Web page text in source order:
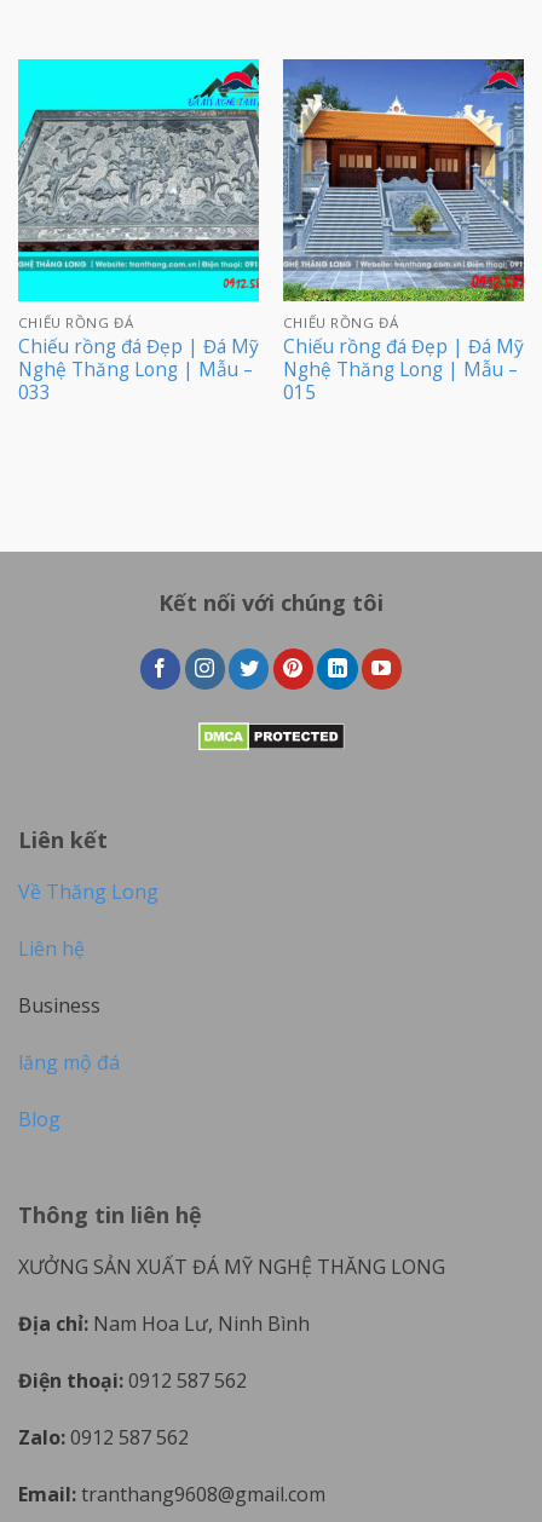
CHIẾU RỒNG ĐÁ
Chiếu rồng đá Đẹp | Đá Mỹ
Nghệ Thăng Long | Mẫu –
033
CHIẾU RỒNG ĐÁ
Chiếu rồng đá Đẹp | Đá Mỹ
Nghệ Thăng Long | Mẫu –
015
Kết nối với chúng tôi
Liên kết
Về Thăng Long
Liên hệ
Business
lăng mộ đá
Blog
Thông tin liên hệ
XƯỞNG SẢN XUẤT ĐÁ MỸ NGHỆ THĂNG LONG
Địa chỉ: Nam Hoa Lư, Ninh Bình
Điện thoại:0912 587 562
Zalo:0912 587 562
Email:tranthang9608@gmail.com